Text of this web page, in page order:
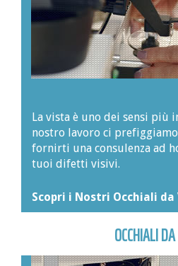
La vista è uno dei sensi più
nostro lavoro ci
fornirti una consulenza ad
tuoi difetti visivi.
Scopri i Nostri Occhiali da
OCCHIALI